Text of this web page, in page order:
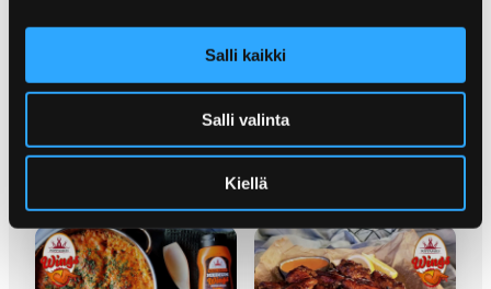
Salli kaikki
Salli valinta
Kiellä
PARHAAT WINGSIT KOTONA!
SIIPIKASTIKE-